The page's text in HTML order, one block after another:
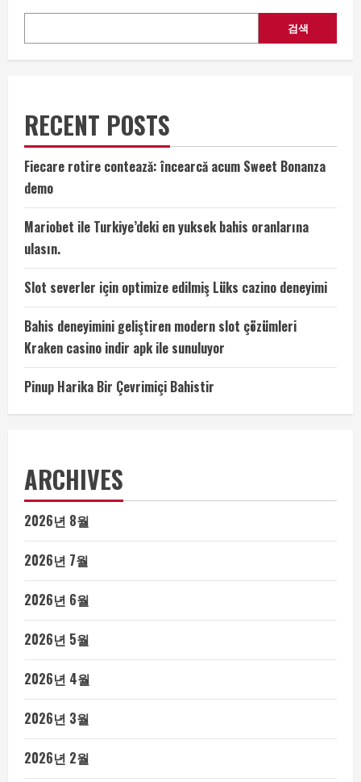
검색
RECENT POSTS
Fiecare rotire contează: încearcă acum Sweet Bonanza
demo
Mariobet ile Turkiye’deki en yuksek bahis oranlarına
ulasın.
Slot severler için optimize edilmiş Lüks cazino deneyimi
Bahis deneyimini geliştiren modern slot çözümleri
Kraken casino indir apk ile sunuluyor
Pinup Harika Bir Çevrimiçi Bahistir
ARCHIVES
2026년 8월
2026년 7월
2026년 6월
2026년 5월
2026년 4월
2026년 3월
2026년 2월